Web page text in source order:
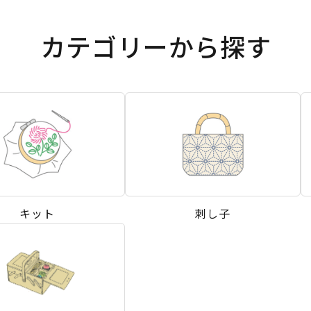
カテゴリーから探す
キット 刺し子